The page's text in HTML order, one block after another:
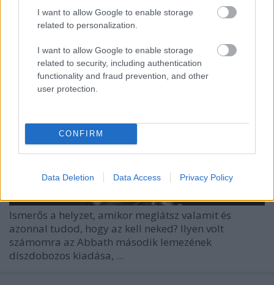
I want to allow Google to enable storage
related to personalization.
I want to allow Google to enable storage
related to security, including authentication
functionality and fraud prevention, and other
user protection.
CONFIRM
Data Deletion Data Access Privacy Policy
Outstridernek a díszdoboza
Ismerős a helyzet, amikor meglátsz valamit és
azonnal tudod, hogy az kell neked? Ilyen volt
számomra az Abbath második lemezének
díszdobozos kiadása, ...